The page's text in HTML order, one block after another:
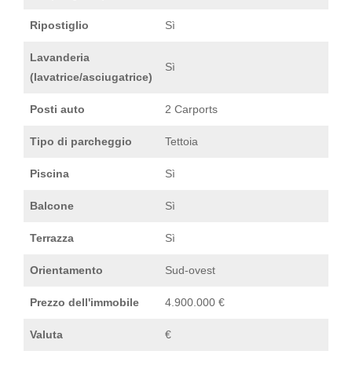
Ripostiglio Sì
Lavanderia
(lavatrice/asciugatrice)
Sì
Posti auto 2 Carports
Tipo di parcheggio Tettoia
Piscina Sì
Balcone Sì
Terrazza Sì
Orientamento Sud-ovest
Prezzo dell'immobile 4.900.000 €
Valuta €